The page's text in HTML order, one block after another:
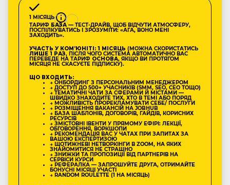
1 МІСЯЦЬ
ТАРИФ БАЗА— ТЕСТ-ДРАЙВ, ЩОБ ВІДЧУТИ АТМОСФЕРУ,
ПОСПІЛКУВАТИСЬ І ЗРОЗУМІТИ: «АГА, ВОНО МЕНІ
ЗАХОДИТЬ».
УЧАСТЬ У КОМʼЮНІТІ: 1 МІСЯЦЬ (МОЖНА СКОРИСТАТИСЬ
ЛИШЕ 1 РАЗ, ПІСЛЯ ЧОГО СИСТЕМА АВТОМАТИЧНО ВАС
ПЕРЕВЕДЕ НА ТАРИФ ОСНОВА, ЯКЩО ВИ ПРОТЯГОМ
МІСЯЦЯ НЕ СКАСУЄТЕ ПІДПИСКУ).
ЩО ВХОДИТЬ:
→ ОНБОРДИНГ З ПЕРСОНАЛЬНИМ МЕНЕДЖЕРОМ
→ ДОСТУП ДО 500+ УЧАСНИКІВ (SMM, SEO, CEO ТОЩО)
→ ТЕМАТИЧНІ ЧАТИ ЗА СФЕРАМИ Й МІСТАМИ —
ШВИДКО ЗНАХОДИТЕ ТИХ, ХТО В ТЕМІ АБО ПОРЯД
→ МОЖЛИВІСТЬ ПРОРЕКЛАМУВАТИ СЕБЕ/ ПОСЛУГИ
→ РОЗМІЩЕННЯ ВАКАНСІЙ НА JOBHUB
→ БАЗА ШАБЛОНІВ, ДОГОВОРІВ, ГАЙДІВ, КОРИСНИХ
РЕСУРСІВ
→ ЗМІСТОВНІ ІВЕНТИ У ПРЯМОМУ ЕФІРІ: ЛЕКЦІЇ,
ОБГОВОРЕННЯ, ВОРКШОПИ
→ РЕКОМЕНДАЦІЯ ВАС У ЧАТАХ ПРИ ЗАПИТАХ ЗА
ВАШОЮ ЕКСПЕРТИЗОЮ
→ ЩОТИЖНЕВІ НЕТВОРКІНГИ В ZOOM, НА ЯКИХ
ЗНАЙОМИТИСЯ НЕ СТРАШНО
→ ЗНИЖКИ ТА ПРОПОЗИЦІЇ ВІД ПАРТНЕРІВ НА
СЕРВІСИ КУРСИ
→ РЕФЕРАЛКА — ЗАПРОШУЙТЕ ДРУГА, ОТРИМАЙТЕ
БОНУСНІ МІСЯЦІ УЧАСТІ
→ RANDOM ROULETTE (1 НА МІСЯЦЬ)